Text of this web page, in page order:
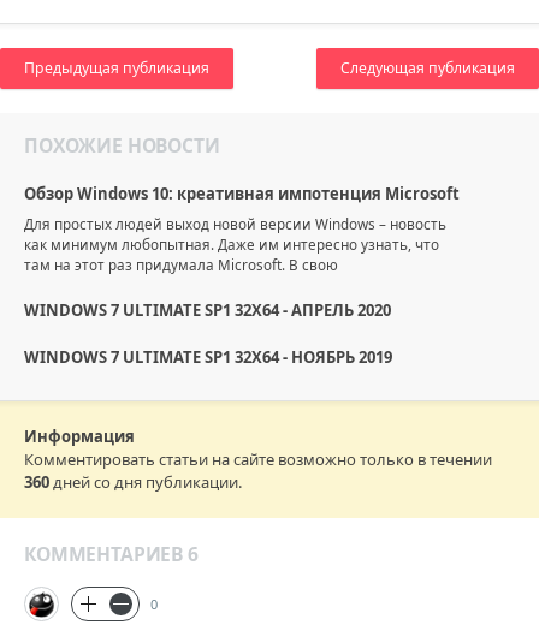
Предыдущая публикация Следующая публикация
ПОХОЖИЕ НОВОСТИ
Обзор Windows 10: креативная импотенция Microsoft
Для простых людей выход новой версии Windows – новость
как минимум любопытная. Даже им интересно узнать, что
там на этот раз придумала Microsoft. В свою
WINDOWS 7 ULTIMATE SP1 32X64 - АПРЕЛЬ 2020
WINDOWS 7 ULTIMATE SP1 32X64 - НОЯБРЬ 2019
Информация
Комментировать статьи на сайте возможно только в течении
360дней со дня публикации.
КОММЕНТАРИЕВ 6
0